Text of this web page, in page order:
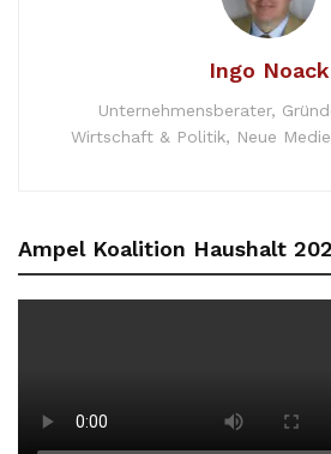
Ingo Noack
Unternehmensberater,
Wirtschaft & Politik, Neue
Ampel Koalition Haushalt